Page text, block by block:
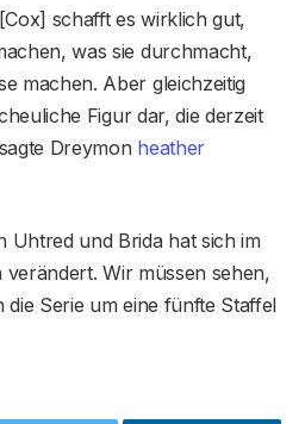
schafft es wirklich gut,
was sie durchmacht,
machen. Aber gleichzeitig
Figur dar, die derzeit
Dreymon heather
Uhtred und Brida hat sich im
verändert. Wir müssen sehen,
die Serie um eine fünfte Staffel